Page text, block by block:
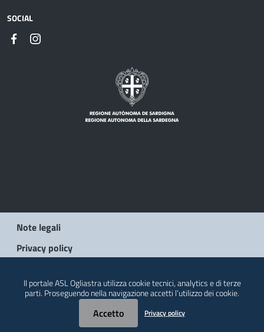
SOCIAL
Note legali
Privacy policy
© 2026 Regione Autonoma della Sardegna
Il portale ASL Ogliastra utilizza cookie tecnici, analytics e di terze
parti. Proseguendo nella navigazione accetti l’utilizzo dei cookie.
Accetto Privacy policy